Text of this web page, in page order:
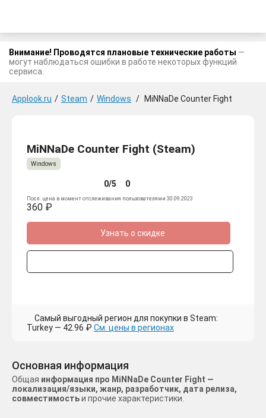
Внимание! Проводятся плановые технические работы —
могут наблюдаться ошибки в работе некоторых функций
сервиса.
Applook.ru / Steam / Windows / MiNNaDe Counter Fight
MiNNaDe Counter Fight (Steam)
Windows
0/5 0
Посл. цена в момент отслеживания пользователями 30.09.2023
360 ₽
Узнать о скидке
Самый выгодный регион для покупки в Steam:
Turkey — 42.96 ₽ См. цены в регионах
Основная информация
Общая информация про MiNNaDe Counter Fight —
локализация/языки, жанр, разработчик, дата релиза,
совместимостьи прочие характеристики.